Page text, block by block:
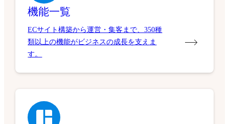
機能一覧
ECサイト構築から運営・集客まで、350種
類以上の機能がビジネスの成長を支えま
す。